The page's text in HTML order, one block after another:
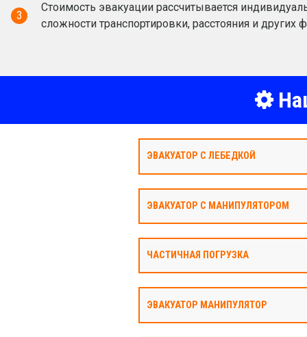
3
Стоимость эвакуации рассчитывается
сложности транспортировки, расстояния и других
ЭВАКУАТОР С ЛЕБЕДКОЙ
ЭВАКУАТОР С МАНИПУЛЯТОРОМ
ЧАСТИЧНАЯ ПОГРУЗКА
ЭВАКУАТОР МАНИПУЛЯТОР